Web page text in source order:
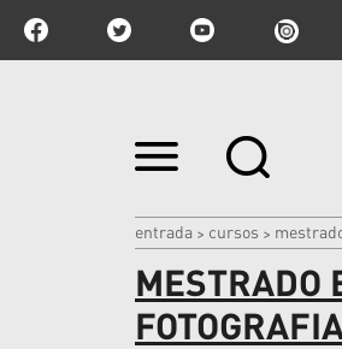
Ir
para
|
Ir
para
navegação
entrada > cursos >
MESTRADO